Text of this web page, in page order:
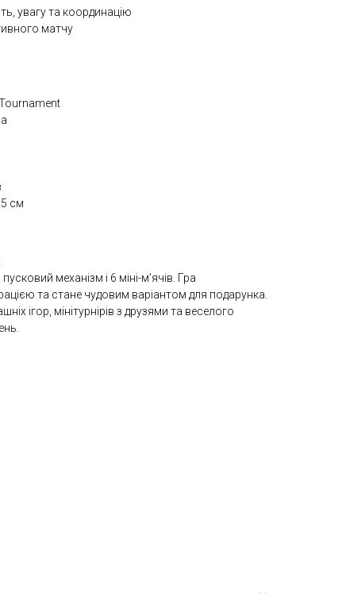
увагу та координацію
матчу
см
механізм і 6 міні-м’ячів. Гра
та стане чудовим варіантом для подарунка.
ігор, мінітурнірів з друзями та веселого